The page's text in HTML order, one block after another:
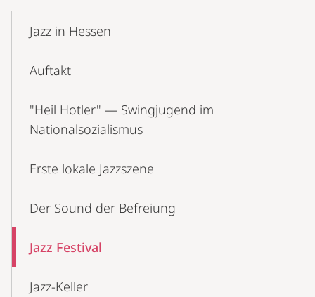
NavigationJazz in Hessen
Auftakt
"Heil Hotler" — Swingjugend im
Nationalsozialismus
Erste lokale Jazzszene
Der Sound der Befreiung
Jazz Festival
Jazz-Keller